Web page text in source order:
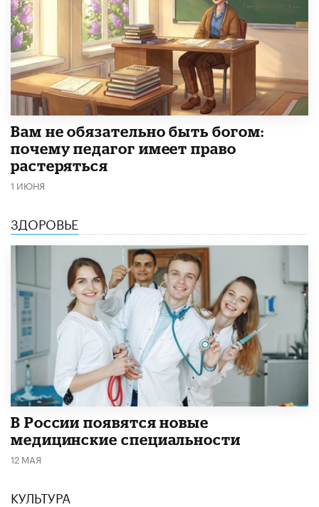
​Вам не обязательно быть богом:
почему педагог имеет право
растеряться
1 ИЮНЯ
ЗДОРОВЬЕ
В России появятся новые
медицинские специальности
12 МАЯ
КУЛЬТУРА